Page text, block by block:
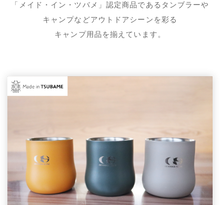
「メイド・イン・ツバメ」 認定商品であるタンブラーや
キャンプなどアウトドアシーンを彩る
キャンプ用品を揃えています。